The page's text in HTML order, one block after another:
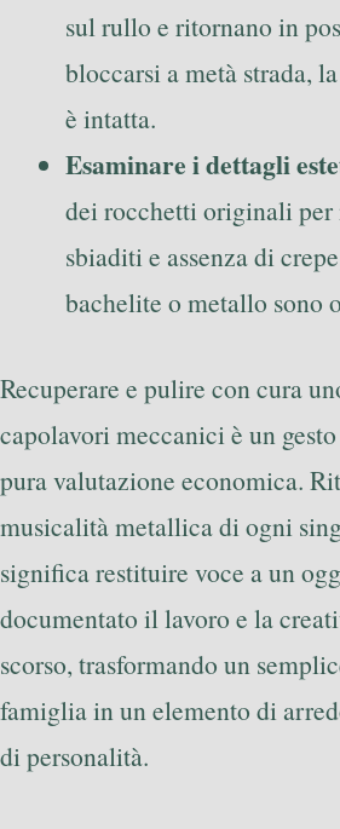
sul rullo e ritornano in
bloccarsi a metà strada,
è intatta.
Esaminare i dettagli
dei rocchetti originali
sbiaditi e assenza di
bachelite o metallo sono
Recuperare e pulire con cura
capolavori meccanici è un
pura valutazione economica.
musicalità metallica di ogni
significa restituire voce a un
documentato il lavoro e la
scorso, trasformando un
famiglia in un elemento di
di personalità.